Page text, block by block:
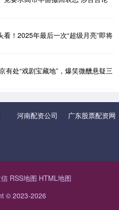
看！2025年最后一次“超级月亮”即将
有处“戏剧宝藏地”，爆笑微醺悬疑三
河南配资公司 广东股票配资网
RSS地图 HTML地图
© 2023-2026